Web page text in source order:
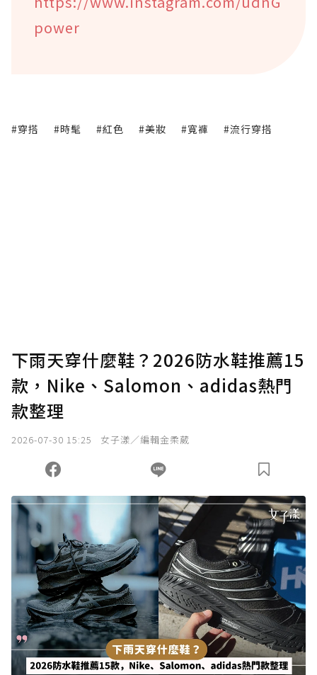
power
#穿搭 #時髦 #紅色 #美妝 #寬褲 #流行穿搭
下雨天穿什麼鞋？2026防水鞋推薦15
款，Nike、Salomon、adidas熱門
款整理
2026-07-30 15:25 女子漾／編輯金柔葳